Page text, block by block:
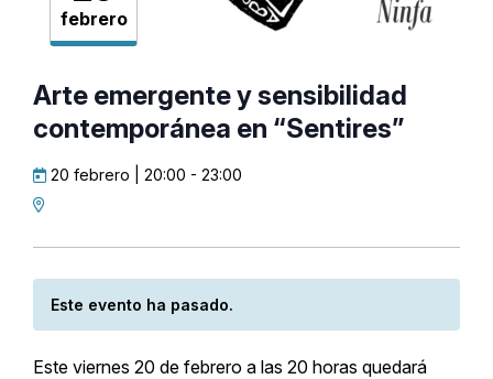
febrero
Arte emergente y sensibilidad
contemporánea en “Sentires”
20 febrero | 20:00 - 23:00
Este evento ha pasado.
Este viernes 20 de febrero a las 20 horas quedará